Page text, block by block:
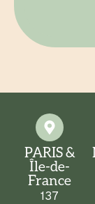
PARIS &
Île-de-
France
137